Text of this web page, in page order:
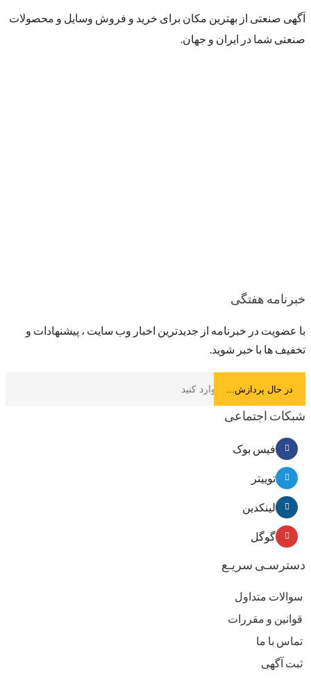
آگهی صنعتی از بهترین مکان برای خرید و فروش وسایل و محصولات
صنعتی شما در ایران و جهان.
خبرنامه هفتگی
با عضویت در خبرنامه از جدیدترین اخبار وب سایت ، پیشنهادات و
تخفیف ها با خبر شوید.
شبکات اجتماعی
فیس بوک
توییتر
لینکدین
گوگل
دسترسـی سریـع
سوالات متداول
قوانین و مقررات
تماس با ما
ثبت آگهی